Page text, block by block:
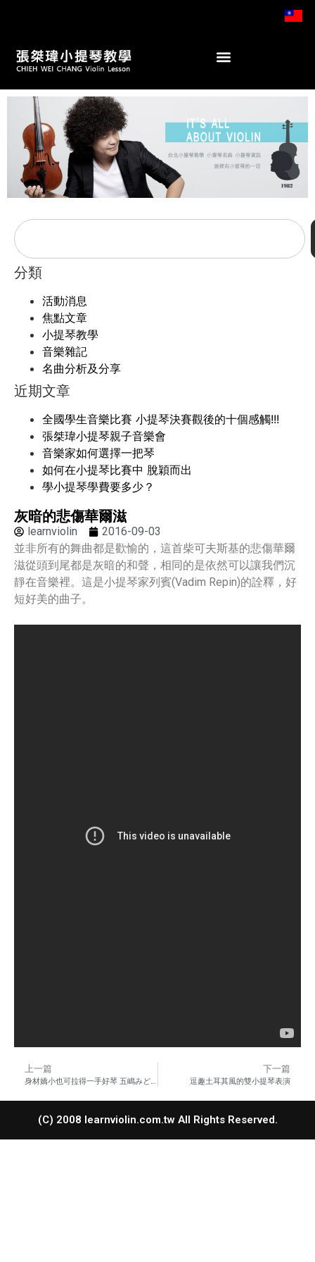
分類
活動消息
焦點文章
小提琴教學
音樂雜記
名曲分析及分享
近期文章
全國學生音樂比賽 小提琴決賽觀後的十個感觸!!!
張桀瑋小提琴親子音樂會
音樂家如何選擇一把琴
如何在小提琴比賽中 脫穎而出
學小提琴學費要多少？
灰暗的悲傷華爾滋
learnviolin
2016-09-03
並非所有的舞曲都是歡愉的，這首柴可夫斯基的悲傷華爾
滋從頭到尾都是灰暗的和聲，相同的是依然可以讓我們沉
靜在音樂裡。這是小提琴家列賓(Vadim Repin)的詮釋，好
短好美的曲子。
上一篇
身材嬌小也可拉得一手好琴 五嶋みどり Midori
下一篇
逗趣土耳其風的雙小提琴表演
(C) 2008 learnviolin.com.tw All Rights Reserved.